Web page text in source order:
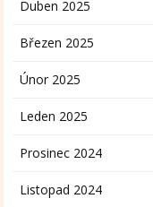
Duben 2025
Březen 2025
Únor 2025
Leden 2025
Prosinec 2024
Listopad 2024